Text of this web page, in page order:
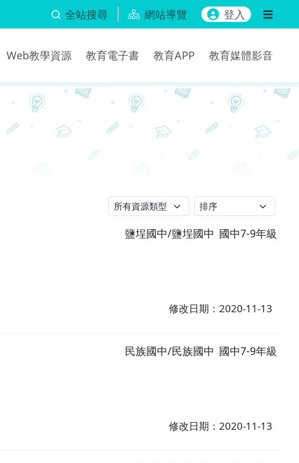
全站搜尋 網站導覽 登入
Web教學資源 教育電子書 教育APP 教育媒體影音
鹽埕國中/鹽埕國中 國中7-9年級
修改日期：2020-11-13
民族國中/民族國中 國中7-9年級
修改日期：2020-11-13